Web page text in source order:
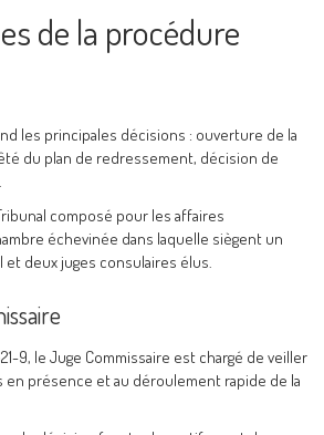
de la procédure
les principales décisions : ouverture de la
du plan de redressement, décision de
composé pour les affaires
échevinée dans laquelle siègent un
deux juges consulaires élus.
9, le Juge Commissaire est chargé de veiller
présence et au déroulement rapide de la